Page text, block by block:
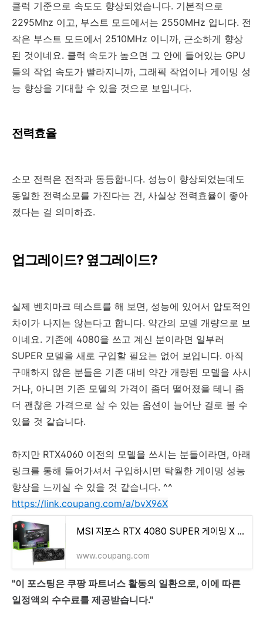
클럭 기준으로 속도도 향상되었습니다. 기본적으로
2295Mhz 이고, 부스트 모드에서는 2550MHz 입니다. 전
작은 부스트 모드에서 2510MHz 이니까, 근소하게 향상
된 것이네요. 클럭 속도가 높으면 그 안에 들어있는 GPU
들의 작업 속도가 빨라지니까, 그래픽 작업이나 게이밍 성
능 향상을 기대할 수 있을 것으로 보입니다.
전력효율
소모 전력은 전작과 동등합니다. 성능이 향상되었는데도
동일한 전력소모를 가진다는 건, 사실상 전력효율이 좋아
졌다는 걸 의미하죠.
업그레이드? 옆그레이드?
실제 벤치마크 테스트를 해 보면, 성능에 있어서 압도적인
차이가 나지는 않는다고 합니다. 약간의 모델 개량으로 보
이네요. 기존에 4080을 쓰고 계신 분이라면 일부러
SUPER 모델을 새로 구입할 필요는 없어 보입니다. 아직
구매하지 않은 분들은 기존 대비 약간 개량된 모델을 사시
거나, 아니면 기존 모델의 가격이 좀더 떨어졌을 테니 좀
더 괜찮은 가격으로 살 수 있는 옵션이 늘어난 걸로 볼 수
있을 것 같습니다.
하지만 RTX4060 이전의 모델을 쓰시는 분들이라면, 아래
링크를 통해 들어가셔서 구입하시면 탁월한 게이밍 성능
향상을 느끼실 수 있을 것 같습니다. ^^
https://link.coupang.com/a/bvX96X
MSI 지포스 RTX 4080 SUPER 게이밍 X 슬림 D6X 16GB 트라이프로져3
www.coupang.com
"이 포스팅은 쿠팡 파트너스 활동의 일환으로, 이에 따른
일정액의 수수료를 제공받습니다."